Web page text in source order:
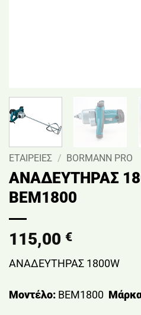
ΕΤΑΙΡΕΙΕΣ / BORMANN PRO
ΑΝΑΔΕΥΤΗΡΑΣ
BEM1800
115,00 €
ΑΝΑΔΕΥΤΗΡΑΣ 1800W
Μοντέλο: BEM1800